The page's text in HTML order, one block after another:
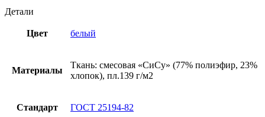
Детали
Цвет белый
Материалы
Ткань: смесовая «СиСу» (77% полиэфир, 23%
хлопок), пл.139 г/м2
Стандарт ГОСТ 25194-82